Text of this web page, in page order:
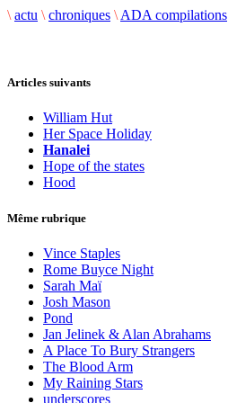
\ actu \ chroniques \ ADA compilations
Articles suivants
William Hut
Her Space Holiday
Hanalei
Hope of the states
Hood
Même rubrique
Vince Staples
Rome Buyce Night
Sarah Maï
Josh Mason
Pond
Jan Jelinek & Alan Abrahams
A Place To Bury Strangers
The Blood Arm
My Raining Stars
underscores